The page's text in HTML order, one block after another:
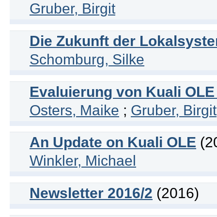
Gruber, Birgit
Die Zukunft der
Schomburg, Silke
Evaluierung von Kuali
Osters, Maike ; Gruber, Birgit
An Update on Kuali OLE
Winkler, Michael
Newsletter 2016/2 (2016)